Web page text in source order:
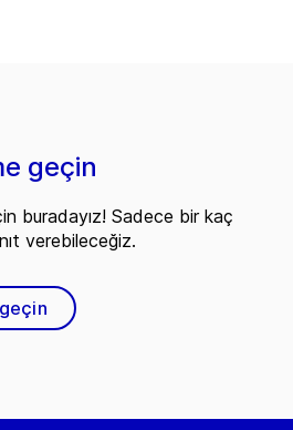
geçin
buradayız! Sadece bir kaç
verebileceğiz.